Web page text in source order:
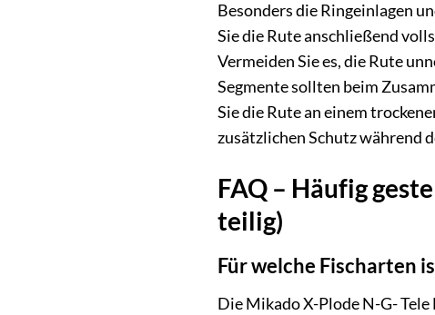
Besonders die Ringeinlagen
Sie die Rute anschließend
Vermeiden Sie es, die Rute
Segmente sollten beim
Sie die Rute an einem
zusätzlichen Schutz während
FAQ – Häufig
teilig)
Für welche Fischarten
Die Mikado X-Plode N-G-